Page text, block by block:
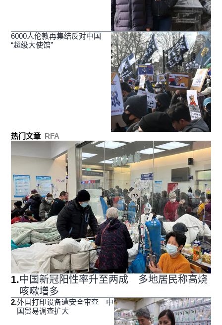
6000人伦敦再集结反对中国
“超级大使馆”
热门文章 RFA
1.中国新冠阳性率升至两成 多地居民称高烧
咳嗽增多
2.外国打印设备遭安全审查 中
国贸易调查扩大